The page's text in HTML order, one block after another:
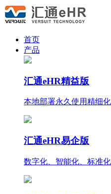
首页
产品
汇通eHR精益版
本地部署永久使用精细化
汇通eHR易企版
数字化、智能化、标准